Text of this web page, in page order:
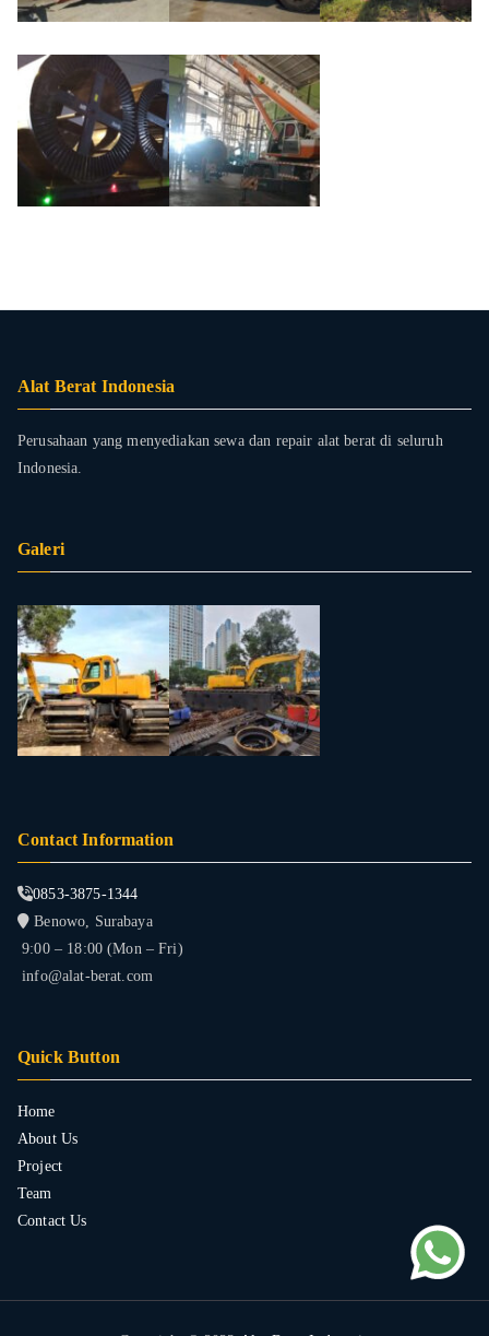
Alat Berat Indonesia
Perusahaan yang menyediakan sewa dan repair alat berat di seluruh
Indonesia.
Galeri
Contact Information
0853-3875-1344
Benowo, Surabaya
9:00 – 18:00 (Mon – Fri)
info@alat-berat.com
Quick Button
Home
About Us
Project
Team
Contact Us